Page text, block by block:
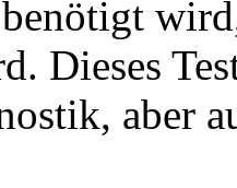
Dieses
aber